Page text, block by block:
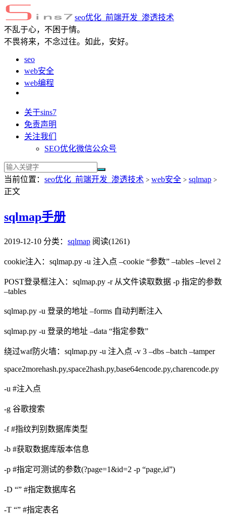
seo优化_前端开发_渗透技术
不乱于心，不困于情。
不畏将来，不念过往。如此，安好。
seo
web安全
web编程
关于sins7
免责声明
关注我们
SEO优化微信公众号
当前位置： seo优化_前端开发_渗透技术 > web安全 > sqlmap >
正文
sqlmap手册
2019-12-10 分类： sqlmap 阅读(1261)
cookie注入：sqlmap.py -u 注入点 –cookie “参数” –tables –level 2
POST登录框注入：sqlmap.py -r 从文件读取数据 -p 指定的参数
–tables
sqlmap.py -u 登录的地址 –forms 自动判断注入
sqlmap.py -u 登录的地址 –data “指定参数”
绕过waf防火墙：sqlmap.py -u 注入点 -v 3 –dbs –batch –tamper
space2morehash.py,space2hash.py,base64encode.py,charencode.py
-u #注入点
-g 谷歌搜索
-f #指纹判别数据库类型
-b #获取数据库版本信息
-p #指定可测试的参数(?page=1&id=2 -p “page,id”)
-D “” #指定数据库名
-T “” #指定表名